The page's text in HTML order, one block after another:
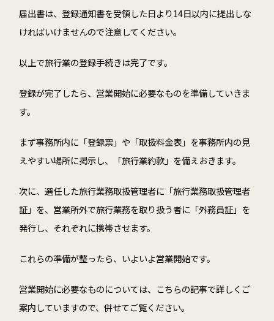
届出書は、登録通知書を受領した日より14日以内に提出しな
ければいけませんので注意してください。
以上で旅行業の登録手続きは完了です。
登録が完了したら、営業開始に必要なものを準備していきま
す。
まず事務所内に「登録票」や「取扱料金表」を事務所内の見
えやすい場所に掲示し、「旅行業約款」を備えおきます。
次に、選任した旅行業務取扱管理者に「旅行業務取扱管理者
証」を、営業所外で旅行業務を取り扱う者に「外務員証」を
発行し、それぞれに携帯させます。
これらの準備が整ったら、いよいよ営業開始です。
営業開始に必要なものについては、こちらの記事で詳しくご
案内していますので、併せてご覧ください。